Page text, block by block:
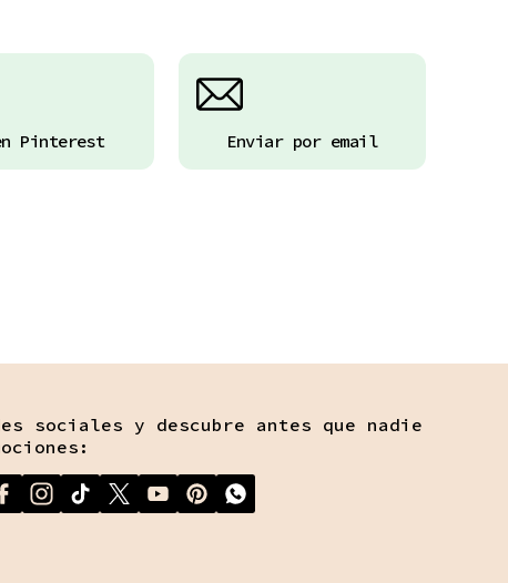
Pinterest Enviar por email
sociales y descubre antes que nadie